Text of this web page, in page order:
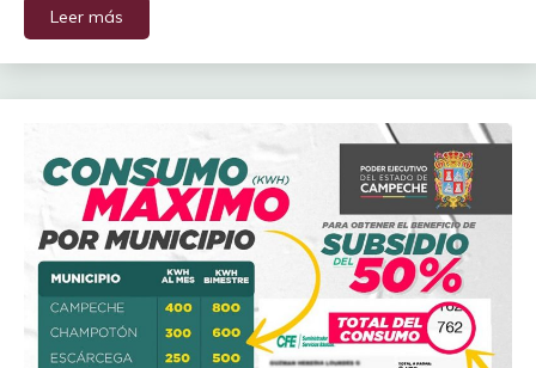
Leer más